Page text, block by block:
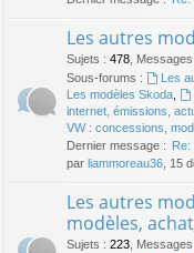
Les autres
Sujets : 478 Messages
Sous-forums :
Les
Les modèles Skoda
internet, émissions,
VW : concessions,
Dernier message :
Re:
par liammoreau36 , 15
Les autres
modèles,
Sujets : 223 Messages